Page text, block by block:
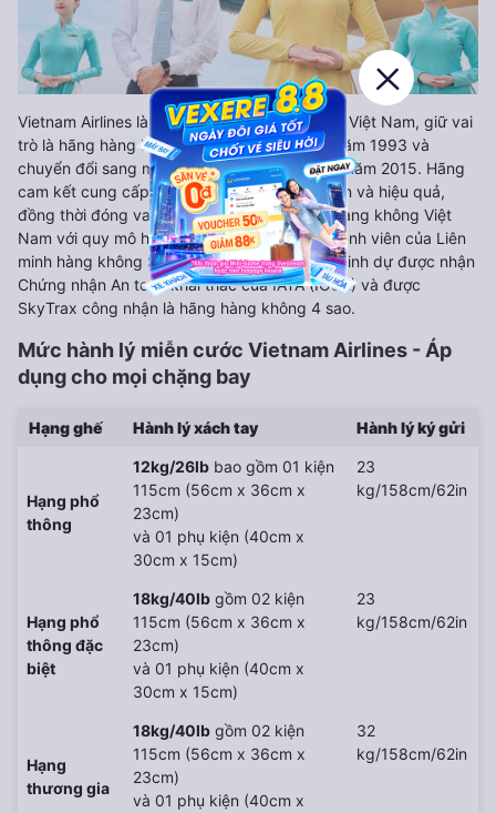
Vietnam Airlines là Tổng Công ty Hàng không Việt Nam, giữ vai
trò là hãng hàng không quốc gia, thành lập năm 1993 và
chuyển đổi sang mô hình công ty cổ phần từ năm 2015. Hãng
cam kết cung cấp dịch vụ chất lượng, an toàn và hiệu quả,
đồng thời đóng vai trò chủ lực trong ngành hàng không Việt
Nam với quy mô hoạt động toàn cầu và là thành viên của Liên
minh hàng không Skyteam. Vietnam Airlines vinh dự được nhận
Chứng nhận An toàn khai thác của IATA (IOSA) và được
SkyTrax công nhận là hãng hàng không 4 sao.
Mức hành lý miễn cước Vietnam Airlines - Áp
dụng cho mọi chặng bay
Hạng ghế Hành lý xách tay Hành lý ký gửi
Hạng phổ
thông
12kg/26lb bao gồm 01 kiện
115cm (56cm x 36cm x
23cm)
và 01 phụ kiện (40cm x
30cm x 15cm)
23
kg/158cm/62in
Hạng phổ
thông đặc
biệt
18kg/40lb gồm 02 kiện
115cm (56cm x 36cm x
23cm)
và 01 phụ kiện (40cm x
30cm x 15cm)
23
kg/158cm/62in
Hạng
thương gia
18kg/40lb gồm 02 kiện
115cm (56cm x 36cm x
23cm)
và 01 phụ kiện (40cm x
32
kg/158cm/62in